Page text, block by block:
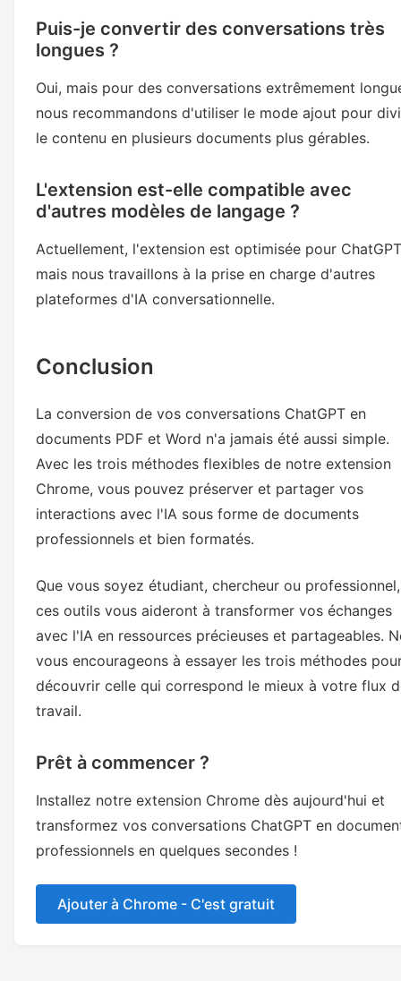
Puis-je convertir des conversations très
longues ?
Oui, mais pour des conversations extrêmement
nous recommandons d'utiliser le mode ajout pour
le contenu en plusieurs documents plus gérables.
L'extension est-elle compatible avec
d'autres modèles de langage ?
Actuellement, l'extension est optimisée pour
mais nous travaillons à la prise en charge d'autres
plateformes d'IA conversationnelle.
Conclusion
La conversion de vos conversations ChatGPT en
documents PDF et Word n'a jamais été aussi simple.
Avec les trois méthodes flexibles de notre extension
Chrome, vous pouvez préserver et partager vos
interactions avec l'IA sous forme de documents
professionnels et bien formatés.
Que vous soyez étudiant, chercheur ou professionnel,
ces outils vous aideront à transformer vos échanges
avec l'IA en ressources précieuses et partageables.
vous encourageons à essayer les trois méthodes
découvrir celle qui correspond le mieux à votre flux
travail.
Prêt à commencer ?
Installez notre extension Chrome dès aujourd'hui et
transformez vos conversations ChatGPT en
professionnels en quelques secondes !
Ajouter à Chrome - C'est gratuit